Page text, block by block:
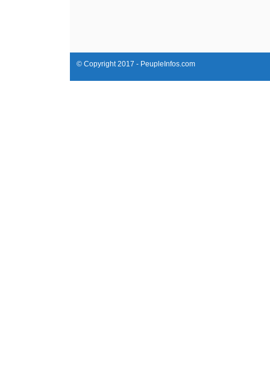
© Copyright 2017 - PeupleInfos.com